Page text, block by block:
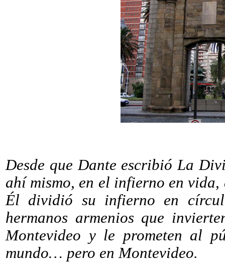
Desde que Dante escribió La
ahí mismo, en el infierno en
Él dividió su infierno en
hermanos armenios que
Montevideo y le prometen al
mundo… pero en Montevideo.